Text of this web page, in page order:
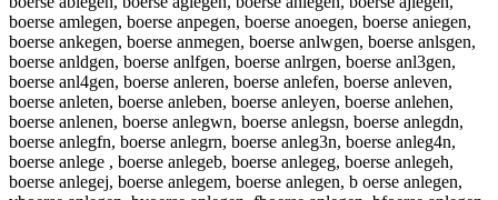
boerse amlegen, boerse anpegen, boerse anoegen, boerse aniegen,
boerse ankegen, boerse anmegen, boerse anlwgen, boerse anlsgen,
boerse anldgen, boerse anlfgen, boerse anlrgen, boerse anl3gen,
boerse anl4gen, boerse anleren, boerse anlefen, boerse anleven,
boerse anleten, boerse anleben, boerse anleyen, boerse anlehen,
boerse anlenen, boerse anlegwn, boerse anlegsn, boerse anlegdn,
boerse anlegfn, boerse anlegrn, boerse anleg3n, boerse anleg4n,
boerse anlege , boerse anlegeb, boerse anlegeg, boerse anlegeh,
boerse anlegej, boerse anlegem, boerse anlegen, b oerse anlegen,